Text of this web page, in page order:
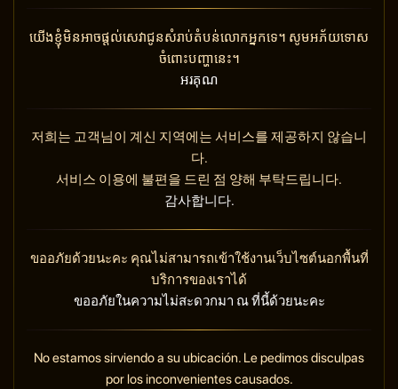
យើងខ្ញុំមិនអាចផ្តល់សេវាជូនសំរាប់តំបន់លោកអ្នកទេ។ សូមអភ័យទោស
ចំពោះបញ្ហានេះ។
អរគុណ
저희는 고객님이 계신 지역에는 서비스를 제공하지 않습니
다.
서비스 이용에 불편을 드린 점 양해 부탁드립니다.
감사합니다.
ขออภัยด้วยนะคะ คุณไม่สามารถเข้าใช้งานเว็บไซต์นอกพื้นที่
บริการของเราได้
ขออภัยในความไม่สะดวกมา ณ ที่นี้ด้วยนะคะ
No estamos sirviendo a su ubicación. Le pedimos disculpas
por los inconvenientes causados.